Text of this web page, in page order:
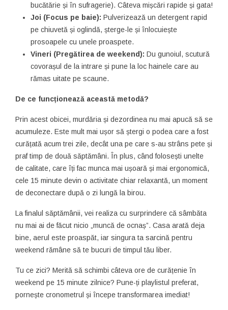
bucătărie și în sufragerie). Câteva mișcări rapide și gata!
Joi (Focus pe baie): Pulverizează un detergent rapid
pe chiuvetă și oglindă, șterge-le și înlocuiește
prosoapele cu unele proaspete.
Vineri (Pregătirea de weekend): Du gunoiul, scutură
covorașul de la intrare și pune la loc hainele care au
rămas uitate pe scaune.
De ce funcționează această metodă?
Prin acest obicei, murdăria și dezordinea nu mai apucă să se
acumuleze. Este mult mai ușor să ștergi o podea care a fost
curățată acum trei zile, decât una pe care s-au strâns pete și
praf timp de două săptămâni. În plus, când folosești unelte
de calitate, care îți fac munca mai ușoară și mai ergonomică,
cele 15 minute devin o activitate chiar relaxantă, un moment
de deconectare după o zi lungă la birou.
La finalul săptămânii, vei realiza cu surprindere că sâmbăta
nu mai ai de făcut nicio „muncă de ocnaș”. Casa arată deja
bine, aerul este proaspăt, iar singura ta sarcină pentru
weekend rămâne să te bucuri de timpul tău liber.
Tu ce zici? Merită să schimbi câteva ore de curățenie în
weekend pe 15 minute zilnice? Pune-ți playlistul preferat,
pornește cronometrul și începe transformarea imediat!